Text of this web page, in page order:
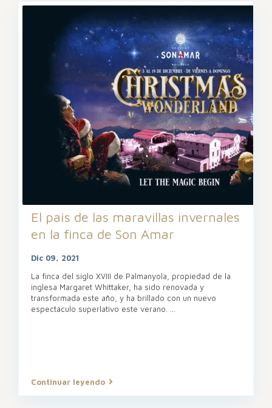
El país de las maravillas invernales
en la finca de Son Amar
Dic 09, 2021
La finca del siglo XVIII de Palmanyola, propiedad de la
inglesa Margaret Whittaker, ha sido renovada y
transformada este año, y ha brillado con un nuevo
espectáculo superlativo este verano.
Continuar leyendo